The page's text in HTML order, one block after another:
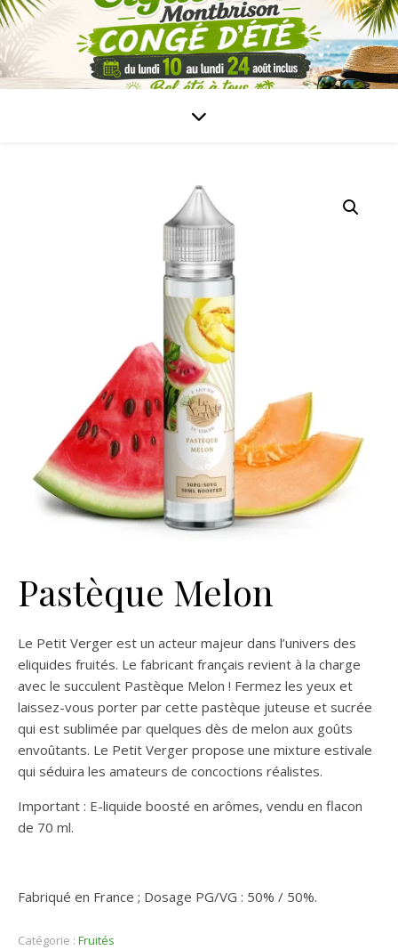
Pastèque Melon
Le Petit Verger est un acteur majeur dans l’univers des
eliquides fruités. Le fabricant français revient à la charge
avec le succulent Pastèque Melon ! Fermez les yeux et
laissez-vous porter par cette pastèque juteuse et sucrée
qui est sublimée par quelques dès de melon aux goûts
envoûtants. Le Petit Verger propose une mixture estivale
qui séduira les amateurs de concoctions réalistes.
Important : E-liquide boosté en arômes, vendu en flacon
de 70 ml.
Fabriqué en France ; Dosage PG/VG : 50% / 50%.
Catégorie : Fruités